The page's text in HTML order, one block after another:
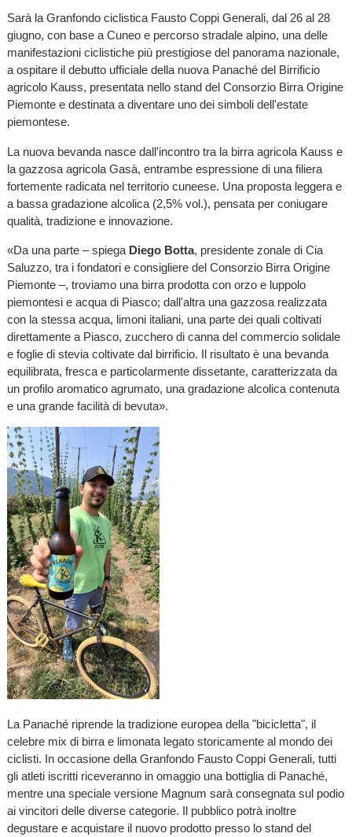
Sarà la Granfondo ciclistica Fausto Coppi Generali, dal 26 al 28
giugno, con base a Cuneo e percorso stradale alpino, una delle
manifestazioni ciclistiche più prestigiose del panorama nazionale,
a ospitare il debutto ufficiale della nuova Panaché del Birrificio
agricolo Kauss, presentata nello stand del Consorzio Birra Origine
Piemonte e destinata a diventare uno dei simboli dell'estate
piemontese.
La nuova bevanda nasce dall'incontro tra la birra agricola Kauss e
la gazzosa agricola Gasà, entrambe espressione di una filiera
fortemente radicata nel territorio cuneese. Una proposta leggera e
a bassa gradazione alcolica (2,5% vol.), pensata per coniugare
qualità, tradizione e innovazione.
«Da una parte – spiega Diego Botta, presidente zonale di Cia
Saluzzo, tra i fondatori e consigliere del Consorzio Birra Origine
Piemonte –, troviamo una birra prodotta con orzo e luppolo
piemontesi e acqua di Piasco; dall'altra una gazzosa realizzata
con la stessa acqua, limoni italiani, una parte dei quali coltivati
direttamente a Piasco, zucchero di canna del commercio solidale
e foglie di stevia coltivate dal birrificio. Il risultato è una bevanda
equilibrata, fresca e particolarmente dissetante, caratterizzata da
un profilo aromatico agrumato, una gradazione alcolica contenuta
e una grande facilità di bevuta».
La Panaché riprende la tradizione europea della "bicicletta", il
celebre mix di birra e limonata legato storicamente al mondo dei
ciclisti. In occasione della Granfondo Fausto Coppi Generali, tutti
gli atleti iscritti riceveranno in omaggio una bottiglia di Panaché,
mentre una speciale versione Magnum sarà consegnata sul podio
ai vincitori delle diverse categorie. Il pubblico potrà inoltre
degustare e acquistare il nuovo prodotto presso lo stand del